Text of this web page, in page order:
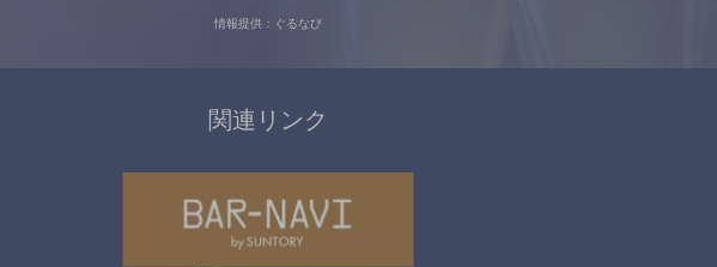
情報提供：ぐるなび
関連リンク